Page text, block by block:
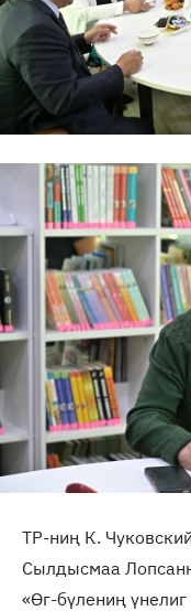
ТР-ниң К.
Сылдысмаа
«Өг-бүлениң